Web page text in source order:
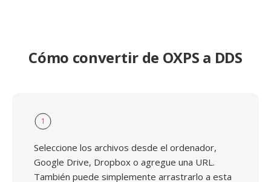
Cómo convertir de OXPS a DDS
1
Seleccione los archivos desde el ordenador,
Google Drive, Dropbox o agregue una URL.
También puede simplemente arrastrarlo a esta